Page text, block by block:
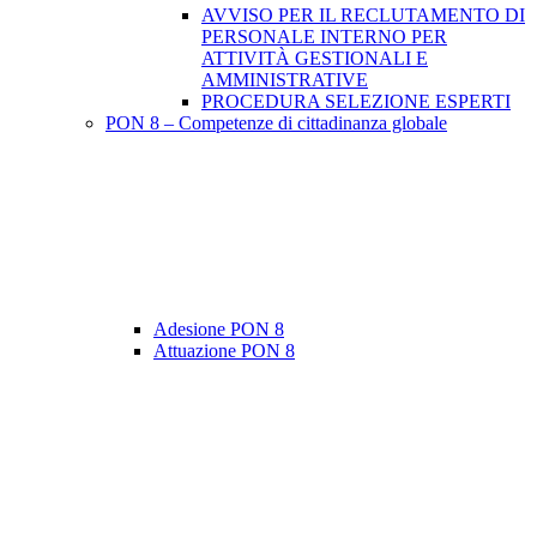
AVVISO PER IL RECLUTAMENTO DI
PERSONALE INTERNO PER
ATTIVITÀ GESTIONALI E
AMMINISTRATIVE
PROCEDURA SELEZIONE ESPERTI
PON 8 – Competenze di cittadinanza globale
Adesione PON 8
Attuazione PON 8